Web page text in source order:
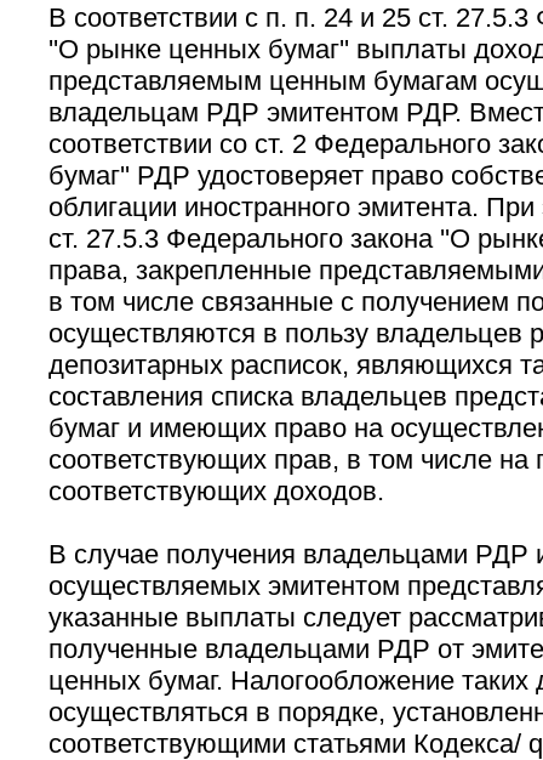
В соответствии с п. п. 24 и 25 ст.
''О рынке ценных бумаг'' выплаты
представляемым ценным бумагам
владельцам РДР эмитентом РДР.
соответствии со ст. 2 Федерального
бумаг'' РДР удостоверяет право
облигации иностранного эмитента.
ст. 27.5.3 Федерального закона ''О
права, закрепленные
в том числе связанные с получением
осуществляются в пользу владельцев
депозитарных расписок, являющихся
составления списка владельцев
бумаг и имеющих право на
соответствующих прав, в том числе на
соответствующих доходов.
В случае получения владельцами РДР
осуществляемых эмитентом
указанные выплаты следует
полученные владельцами РДР от
ценных бумаг. Налогообложение
осуществляться в порядке,
соответствующими статьями Кодекса/